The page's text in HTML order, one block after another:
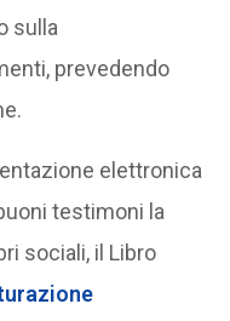
sulla
prevedendo
elettronica
testimoni la
sociali, il Libro